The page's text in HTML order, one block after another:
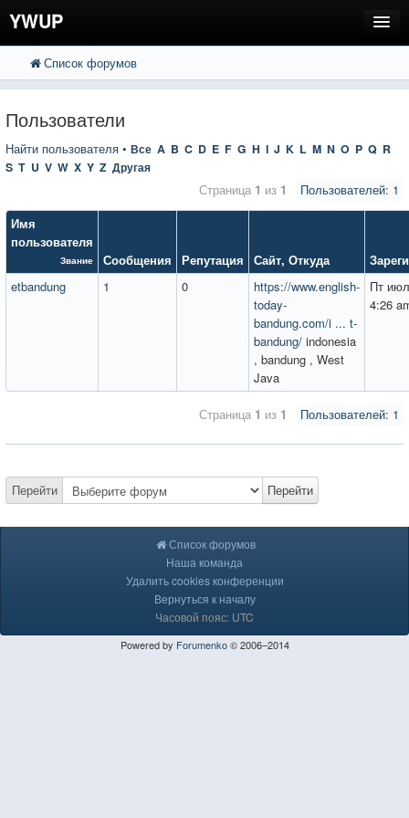
YWUP
FAQ
Вход
Список форумов
Пользователи
Найти пользователя • Все A B C D E F G H I J K L M N O P Q R
S T U V W X Y Z Другая
Пользователей: 1
Страница 1 из 1
Имя
пользователя
Звание Сообщения Репутация Сайт, Откуда
etbandung
1 0
https://www.english-
today-
bandung.com/i ... t-
bandung/ indonesia
, bandung , West
Java
Пт
4:26
Пользователей: 1
Страница 1 из 1
Перейти Перейти
Список форумов
Наша команда
Удалить cookies конференции
Вернуться к началу
Часовой пояс: UTC
Powered by Forumenko© 2006–2014